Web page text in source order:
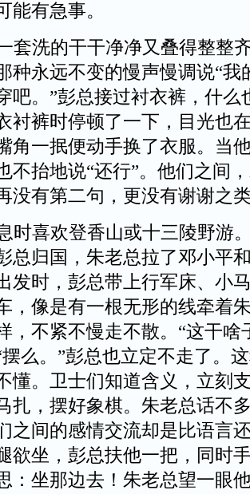
能有急事。
套洗的干干净净又叠得整整
种永远不变的慢声慢调说“我
吧。”彭总接过衬衣裤，什么
衬裤时停顿了一下，目光也
角一抿便动手换了衣服。当
不抬地说“还行”。他们之间
没有第二句，更没有谢谢之
喜欢登香山或十三陵野游
总归国，朱老总拉了邓小平
发时，彭总带上行军床、小
，像是有一根无形的线牵着
，不紧不慢走不散。“这干啥
么。”彭总也立定不走了。
懂。卫士们知道含义，立刻
扎，摆好象棋。朱老总话不
之间的感情交流却是比语言
欲坐，彭总扶他一把，同时
：坐那边去！朱老总望一眼